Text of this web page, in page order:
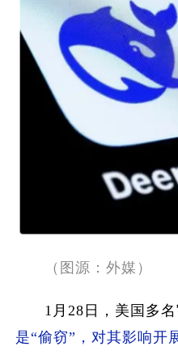
（图源：外媒）
1月28日，美国多
是“偷窃”，对其影响开